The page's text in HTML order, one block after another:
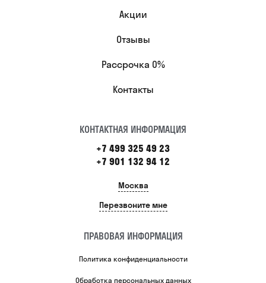
Акции
Отзывы
Рассрочка 0%
Контакты
КОНТАКТНАЯ ИНФОРМАЦИЯ
+7 499 325 49 23
+7 901 132 94 12
Москва
Перезвоните мне
ПРАВОВАЯ ИНФОРМАЦИЯ
Политика конфиденциальности
Обработка персональных данных